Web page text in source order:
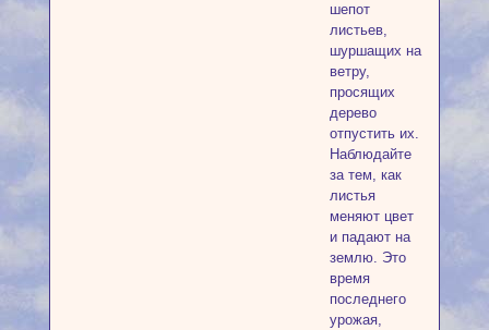
шепот
листьев,
шуршащих на
ветру,
просящих
дерево
отпустить их.
Наблюдайте
за тем, как
листья
меняют цвет
и падают на
землю. Это
время
последнего
урожая,